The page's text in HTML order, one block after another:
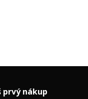
prvý nákup